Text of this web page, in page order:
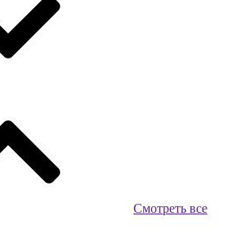
Смотреть все